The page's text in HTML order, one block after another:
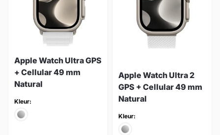
Apple Watch Ultra GPS
+ Cellular 49 mm
Natural
Kleur:
Apple Watch Ultra 2
GPS + Cellular 49 mm
Natural
Kleur: